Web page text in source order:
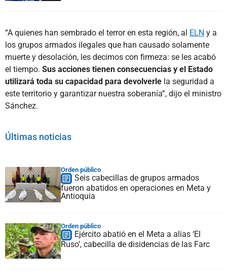
“A quienes han sembrado el terror en esta región, al ELN y a
los grupos armados ilegales que han causado solamente
muerte y desolación, les decimos con firmeza: se les acabó
el tiempo. Sus acciones tienen consecuencias y el Estado
utilizará toda su capacidad para devolverle la seguridad a
este territorio y garantizar nuestra soberanía”, dijo el ministro
Sánchez.
Últimas noticias
Orden público
Seis cabecillas de grupos armados
fueron abatidos en operaciones en Meta y
Antioquia
Orden público
Ejército abatió en el Meta a alias ‘El
Ruso’, cabecilla de disidencias de las Farc